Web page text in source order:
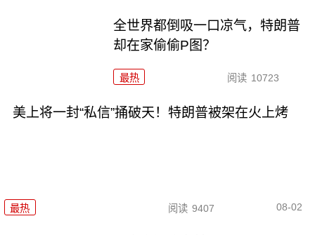
全世界都倒吸一口凉气，特朗普
却在家偷偷P图？
最热 阅读 10723
美上将一封“私信”捅破天！特朗普被架在火上烤
最热 阅读 9407 08-02